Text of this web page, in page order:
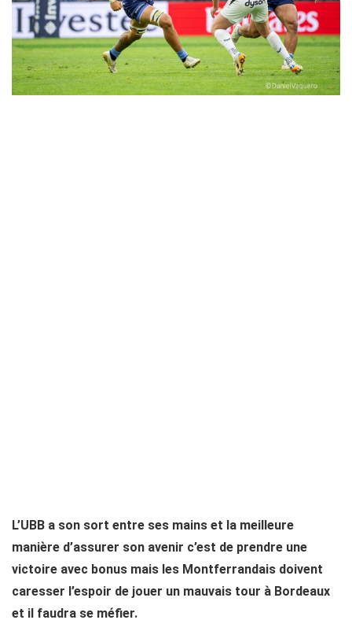
L’UBB a son sort entre ses mains et la meilleure
manière d’assurer son avenir c’est de prendre une
victoire avec bonus mais les Montferrandais doivent
caresser l’espoir de jouer un mauvais tour à Bordeaux
et il faudra se méfier.